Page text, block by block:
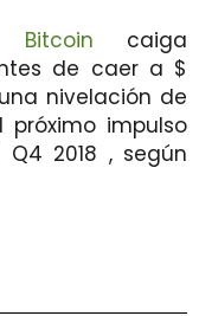
Bitcoin caiga
de caer a $
nivelación de
próximo impulso
2018 , según